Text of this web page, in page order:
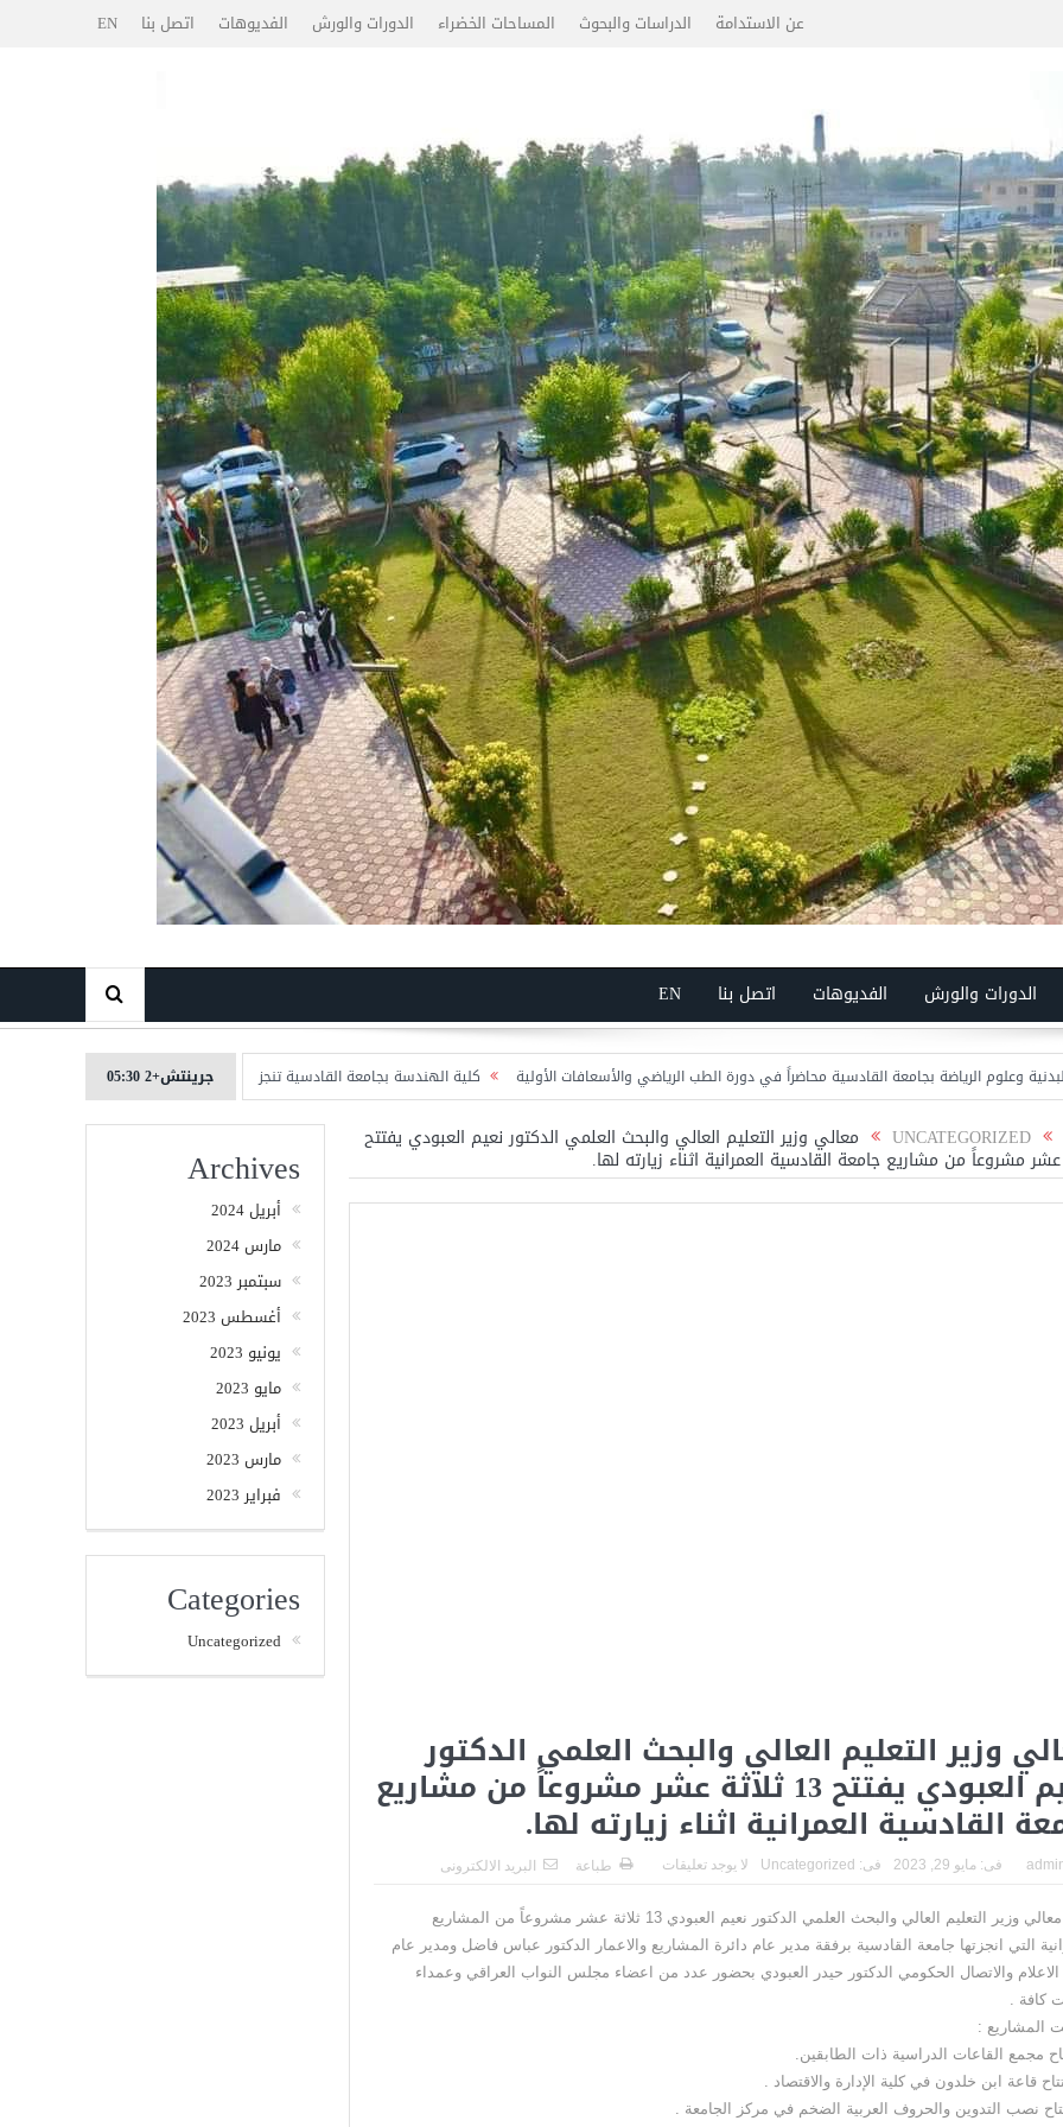
عن الاستدامة الدراسات والبحوث المساحات الخضراء الدورات والورش الفديوهات اتصل بنا EN
الدورات والورش الفديوهات اتصل بنا EN
بجامعة القادسية محاضراً في دورة الطب الرياضي والأسعافات الأولية كلية الهندسة بجامعة القادسية تنجز اول مكتبة إلكترونية افتراضية في العراق عموما
جرينتش+2 05:30
UNCATEGORIZED معالي وزير التعليم العالي والبحث العلمي الدكتور نعيم العبودي يفتتح
وزير التعليم العالي والبحث العلمي الدكتور
نعيم العبودي يفتتح 13 ثلاثة عشر مشروعاً من مشاريع
القادسية العمرانية اثناء زيارته لها.
فى:مايو 29, 2023 فى: Uncategorized لا يوجد تعليقات طباعة البريد الالكترونى
افتتح معالي وزير التعليم العالي والبحث العلمي الدكتور نعيم العبودي 13 ثلاثة عشر مشروعاً من المشاريع
التي انجزتها جامعة القادسية برفقة مدير عام دائرة المشاريع والاعمار الدكتور عباس فاضل ومدير عام
الاعلام والاتصال الحكومي الدكتور حيدر العبودي بحضور عدد من اعضاء مجلس النواب العراقي وعمداء
كافة .
المشاريع :
Archives
أبريل 2024
مارس 2024
سبتمبر 2023
أغسطس 2023
يونيو 2023
مايو 2023
أبريل 2023
مارس 2023
فبراير 2023
Categories
Uncategorized